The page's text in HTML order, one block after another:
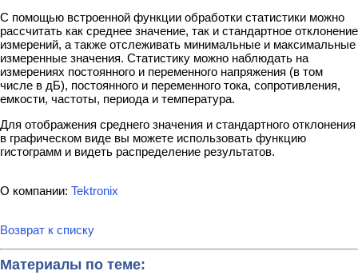
С помощью встроенной функции обработки статистики можно
рассчитать как среднее значение, так и стандартное отклонение
измерений, а также отслеживать минимальные и максимальные
измеренные значения. Статистику можно наблюдать на
измерениях постоянного и переменного напряжения (в том
числе в дБ), постоянного и переменного тока, сопротивления,
емкости, частоты, периода и температура.
Для отображения среднего значения и стандартного отклонения
в графическом виде вы можете использовать функцию
гистограмм и видеть распределение результатов.
О компании: Tektronix
Возврат к списку
Материалы по теме: